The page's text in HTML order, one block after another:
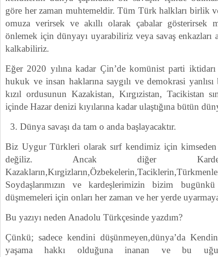
göre her zaman muhtemeldir. Tüm Türk halkları birlik
omuza verirsek ve akıllı olarak çabalar gösterirsek
önlemek için dünyayı uyarabiliriz veya savaş enkazları
kalkabiliriz.
Eğer 2020 yılına kadar Çin’de komünist parti
hukuk ve insan haklarına saygılı ve demokrasi
kızıl ordusunun Kazakistan, Kırgızistan, Tacikistan
içinde Hazar denizi kıyılarına kadar ulaştığına bütün
Dünya savaşı da tam o anda başlayacaktır.
Biz Uygur Türkleri olarak sırf kendimiz için
değiliz. Ancak diğer
Soydaşlarımızın ve kardeşlerimizin bizim
düşmemeleri için onları her zaman ve her yerde
Bu yazıyı neden Anadolu Türkçesinde yazdım?
Çünkü; sadece kendini düşünmeyen,dünya’da
yaşama hakkı olduğuna inanan ve bu